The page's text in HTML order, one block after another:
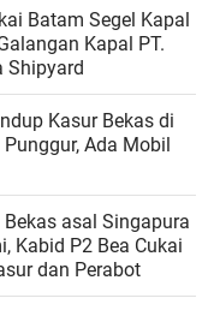
Batam Segel Kapal
Kapal PT.
Shipyard
Kasur Bekas di
Ada Mobil
asal Singapura
Kabid P2 Bea Cukai
dan Perabot